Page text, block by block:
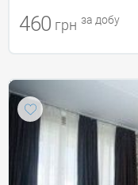
460 грн за добу